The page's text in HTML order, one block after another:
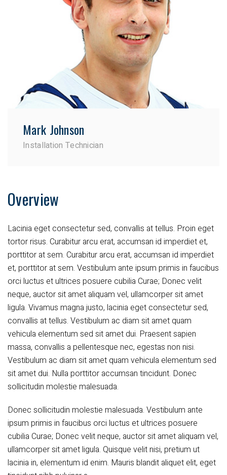
Mark Johnson
Installation Technician
Overview
Lacinia eget consectetur sed, convallis at tellus. Proin eget
tortor risus. Curabitur arcu erat, accumsan id imperdiet et,
porttitor at sem. Curabitur arcu erat, accumsan id imperdiet
et, porttitor at sem. Vestibulum ante ipsum primis in faucibus
orci luctus et ultrices posuere cubilia Curae; Donec velit
neque, auctor sit amet aliquam vel, ullamcorper sit amet
ligula. Vivamus magna justo, lacinia eget consectetur sed,
convallis at tellus. Vestibulum ac diam sit amet quam
vehicula elementum sed sit amet dui. Praesent sapien
massa, convallis a pellentesque nec, egestas non nisi.
Vestibulum ac diam sit amet quam vehicula elementum sed
sit amet dui. Nulla porttitor accumsan tincidunt. Donec
sollicitudin molestie malesuada.
Donec sollicitudin molestie malesuada. Vestibulum ante
ipsum primis in faucibus orci luctus et ultrices posuere
cubilia Curae; Donec velit neque, auctor sit amet aliquam vel,
ullamcorper sit amet ligula. Quisque velit nisi, pretium ut
lacinia in, elementum id enim. Mauris blandit aliquet elit, eget